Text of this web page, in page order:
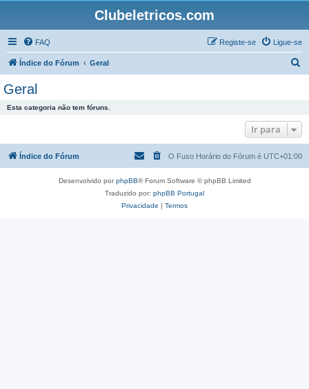
Clubeletricos.com
FAQ Ligue-se
Registe-se
Índice do Fórum Geral
i
Geral
Esta categoria não tem fóruns.
Ir para
Índice do Fórum O Fuso Horário do Fórum é UTC+01:00
Desenvolvido porphpBB® Forum Software © phpBB Limited
Traduzido por: phpBB Portugal
Privacidade | Termos